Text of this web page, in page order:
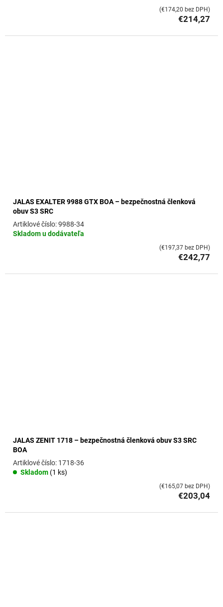
€214,27
(€174,20 bez DPH)
JALAS EXALTER 9988 GTX BOA – bezpečnostná členková
obuv S3 SRC
Skladom u dodávateľa
9988-34
€242,77
(€197,37 bez DPH)
JALAS ZENIT 1718 – bezpečnostná členková obuv S3 SRC
BOA
Skladom (1 ks)
1718-36
€203,04
(€165,07 bez DPH)